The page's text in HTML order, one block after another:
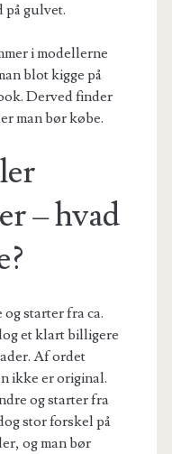
på gulvet.
i modellerne
blot kigge på
Derved finder
man bør købe.
– hvad
starter fra ca.
et klart billigere
Af ordet
ikke er original.
og starter fra
stor forskel på
og man bør